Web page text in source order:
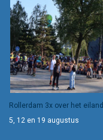
Rollerdam 3x over het eiland
5, 12 en 19 augustus